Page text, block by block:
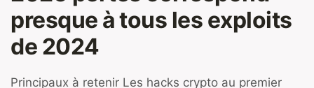
presque à tous les exploits
de 2024
Principaux à retenir Les hacks crypto au premier